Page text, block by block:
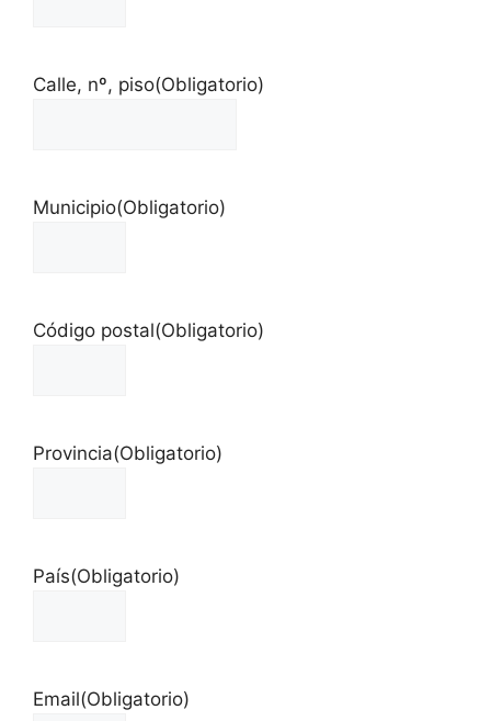
Calle, nº, piso(Obligatorio)
Municipio(Obligatorio)
Código postal(Obligatorio)
Provincia(Obligatorio)
País(Obligatorio)
Email(Obligatorio)